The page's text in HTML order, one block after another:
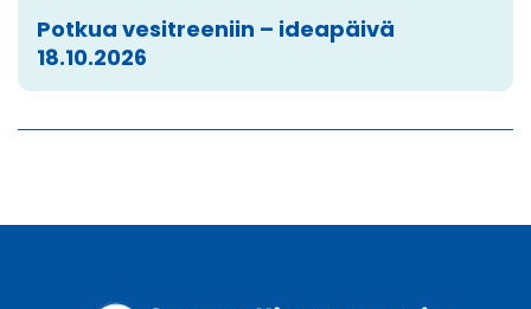
Potkua vesitreeniin – ideapäivä
18.10.2026